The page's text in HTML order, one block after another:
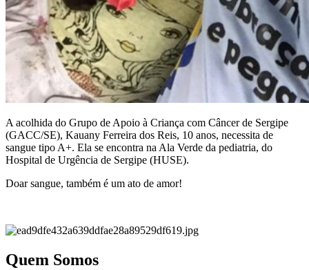
A acolhida do Grupo de Apoio à Criança com Câncer de Sergipe
(GACC/SE), Kauany Ferreira dos Reis, 10 anos, necessita de
sangue tipo A+. Ela se encontra na Ala Verde da pediatria, do
Hospital de Urgência de Sergipe (HUSE).
Doar sangue, também é um ato de amor!
Quem Somos